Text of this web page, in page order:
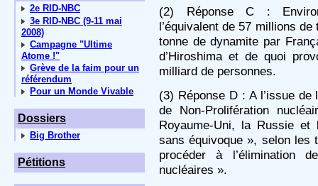
2e RID-NBC
3e RID-NBC (9-11 mai
2008)
Campagne "Ultime
Atome !"
Grève de la faim pour un
référendum
Pour un Monde Vivable
Dossiers
Big Brother
Pétitions
(2) Réponse C :
l’équivalent de 57 millions
tonne de dynamite par
d’Hiroshima et de quoi
milliard de personnes.
(3) Réponse D : A l’issue
de Non-Prolifération
Royaume-Uni, la Russie et
sans équivoque », selon les
procéder à l’élimination
nucléaires ».